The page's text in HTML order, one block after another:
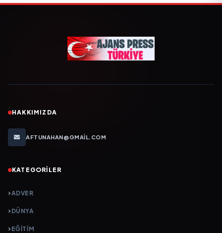
HAKKIMIZDA
AFTUNAHAN@GMAIL.COM
KATEGORILER
ADVER
DÜNYA
EĞİTİM